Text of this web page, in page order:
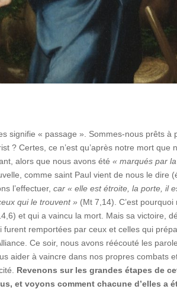
signifie « passage ». Sommes-nous prêts à
? Certes, ce n’est qu’après notre mort que
alors que nous avons été« marqués par
comme saint Paul vient de nous le dire
l’effectuer,car « elle est étroite, la porte, il
qui le trouvent » (Mt 7,14). C’est pourquoi
et qui a vaincu la mort. Mais sa victoire,
remportées par ceux et celles qui
Ce soir, nous avons réécouté les
aider à vaincre dans nos propres combats
Revenons sur les grandes étapes de
et voyons comment chacune d’elles a